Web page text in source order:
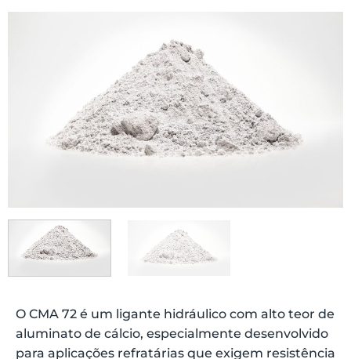
O CMA 72 é um ligante hidráulico com alto teor de
aluminato de cálcio, especialmente desenvolvido
para aplicações refratárias que exigem resistência